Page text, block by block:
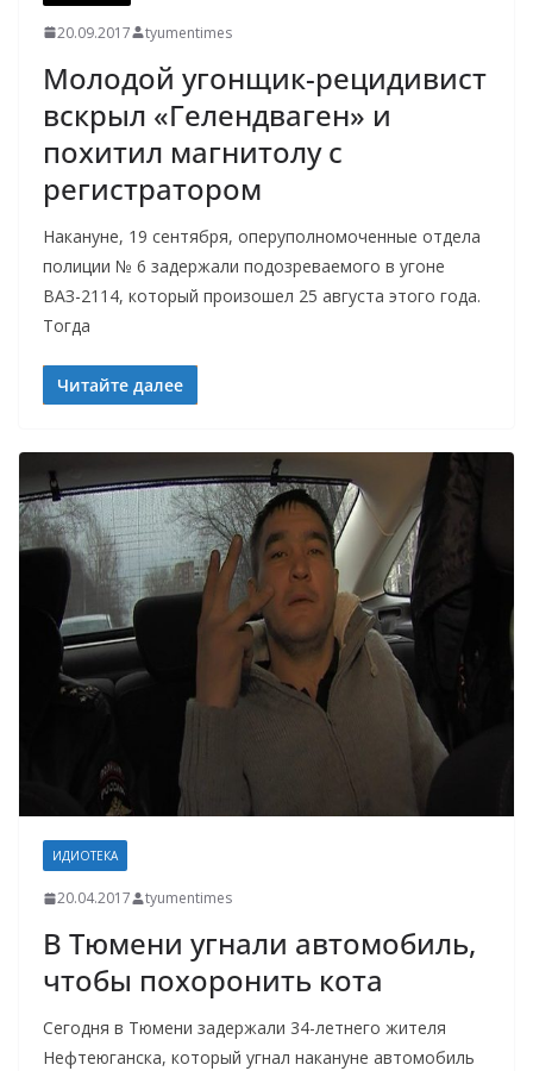
20.09.2017 tyumentimes
Молодой угонщик-рецидивист
вскрыл «Гелендваген» и
похитил магнитолу с
регистратором
Накануне, 19 сентября, оперуполномоченные отдела
полиции № 6 задержали подозреваемого в угоне
ВАЗ-2114, который произошел 25 августа этого года.
Тогда
Читайте далее
ИДИОТЕКА
20.04.2017 tyumentimes
В Тюмени угнали автомобиль,
чтобы похоронить кота
Сегодня в Тюмени задержали 34-летнего жителя
Нефтеюганска, который угнал накануне автомобиль